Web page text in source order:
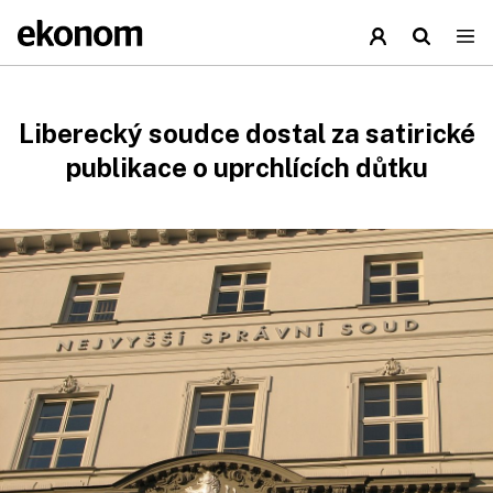
Liberecký soudce dostal za satirické
publikace o uprchlících důtku